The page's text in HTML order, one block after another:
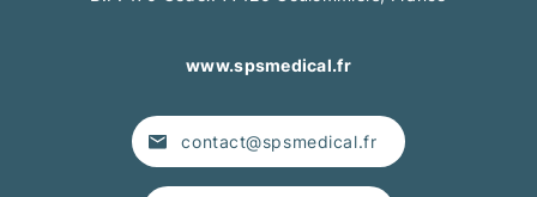
www.spsmedical.fr
contact@spsmedical.fr